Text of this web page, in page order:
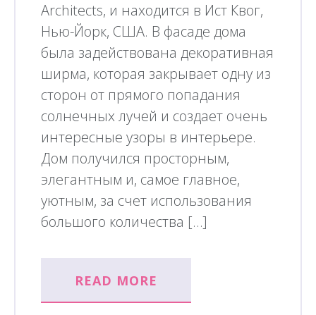
Architects, и находится в Ист Квог,
Нью-Йорк, США. В фасаде дома
была задействована декоративная
ширма, которая закрывает одну из
сторон от прямого попадания
солнечных лучей и создает очень
интересные узоры в интерьере.
Дом получился просторным,
элегантным и, самое главное,
уютным, за счет использования
большого количества […]
READ MORE